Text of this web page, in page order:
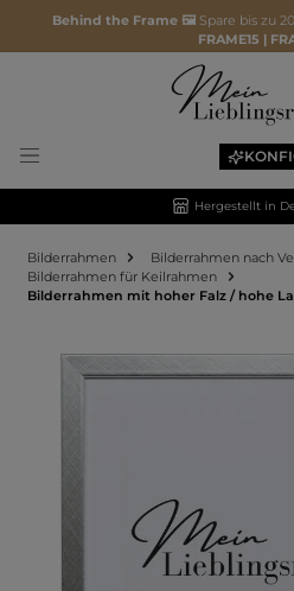
Behind the Frame 🖼️ Spare bis zu
FRAME15 |
Hergestellt in
Bilderrahmen
Bilderrahmen nach
Bilderrahmen für Keilrahmen
Bilderrahmen mit hoher Falz / hohe